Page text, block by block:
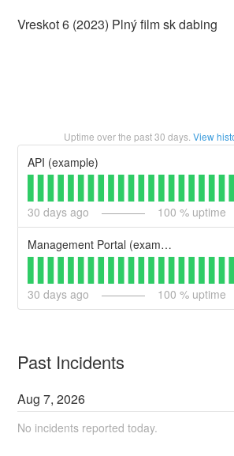
Vreskot 6 (2023) Plný film sk dabing
Uptime over the past30 days. View
API (example)
30 days ago 100 % uptime
Management Portal (example)
30 days ago 100 % uptime
Past Incidents
Aug7,2026
No incidents reported today.